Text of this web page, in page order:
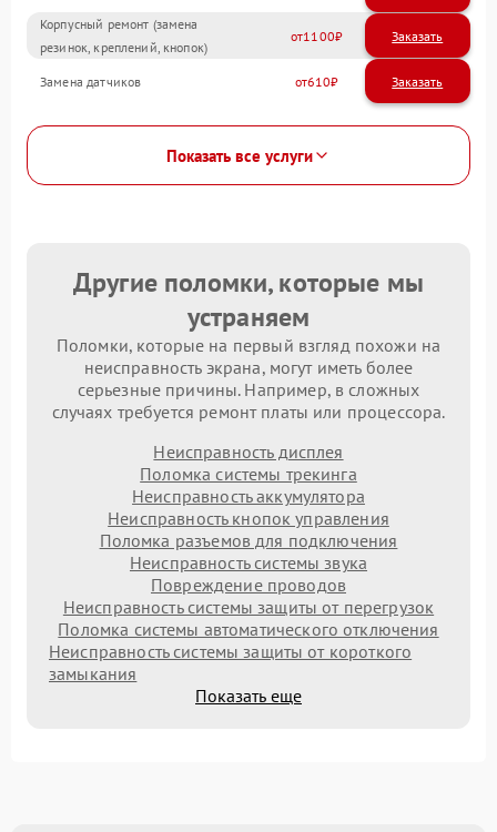
Корпусный ремонт (замена
резинок, креплений, кнопок)
1100
Замена датчиков 610
Показать все услуги
Другие поломки, которые мы
устраняем
Поломки, которые на первый взгляд похожи на
неисправность экрана, могут иметь более
серьезные причины. Например, в сложных
случаях требуется ремонт платы или процессора.
Неисправность дисплея
Поломка системы трекинга
Неисправность аккумулятора
Неисправность кнопок управления
Поломка разъемов для подключения
Неисправность системы звука
Повреждение проводов
Неисправность системы защиты от перегрузок
Поломка системы автоматического отключения
Неисправность системы защиты от короткого
замыкания
Показать еще